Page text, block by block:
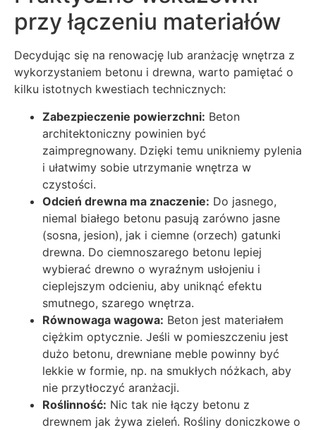
przy łączeniu materiałów
Decydując się na renowację lub aranżację wnętrza z
wykorzystaniem betonu i drewna, warto pamiętać o
kilku istotnych kwestiach technicznych:
Zabezpieczenie powierzchni: Beton
architektoniczny powinien być
zaimpregnowany. Dzięki temu unikniemy pylenia
i ułatwimy sobie utrzymanie wnętrza w
czystości.
Odcień drewna ma znaczenie: Do jasnego,
niemal białego betonu pasują zarówno jasne
(sosna, jesion), jak i ciemne (orzech) gatunki
drewna. Do ciemnoszarego betonu lepiej
wybierać drewno o wyraźnym usłojeniu i
cieplejszym odcieniu, aby uniknąć efektu
smutnego, szarego wnętrza.
Równowaga wagowa: Beton jest materiałem
ciężkim optycznie. Jeśli w pomieszczeniu jest
dużo betonu, drewniane meble powinny być
lekkie w formie, np. na smukłych nóżkach, aby
nie przytłoczyć aranżacji.
Roślinność: Nic tak nie łączy betonu z
drewnem jak żywa zieleń. Rośliny doniczkowe o